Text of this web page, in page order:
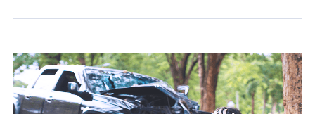
をお送りするため
分析するため
当社の対応品質向上やお問い合わせ内容の正確な把握のため
個人情報保護管理者の職名、連絡先
株式会社ドコモ・インシュアランス 営業部長